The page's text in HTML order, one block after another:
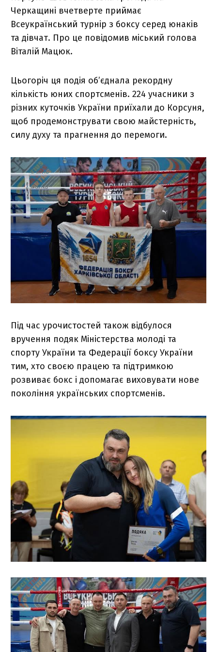
Черкащині вчетверте приймає
Всеукраїнський турнір з боксу серед юнаків
та дівчат. Про це повідомив міський голова
Віталій Мацюк.
Цьогоріч ця подія об’єднала рекордну
кількість юних спортсменів. 224 учасники з
різних куточків України приїхали до Корсуня,
щоб продемонструвати свою майстерність,
силу духу та прагнення до перемоги.
Під час урочистостей також відбулося
вручення подяк Міністерства молоді та
спорту України та Федерації боксу України
тим, хто своєю працею та підтримкою
розвиває бокс і допомагає виховувати нове
покоління українських спортсменів.